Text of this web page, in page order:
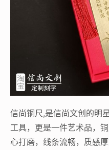
信尚铜尺,是信尚文创的明
工具，更是一件艺术品，
心打磨，线条流畅，质感